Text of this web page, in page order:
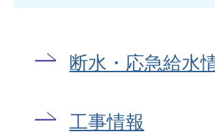
断水・応急給水
工事情報